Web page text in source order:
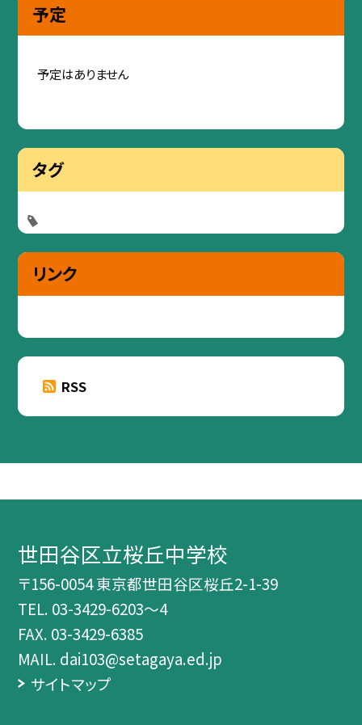
予定
予定はありません
タグ
リンク
RSS
世田谷区立桜丘中学校
〒156-0054 東京都世田谷区桜丘2-1-39
TEL. 03-3429-6203～4
FAX. 03-3429-6385
MAIL. dai103@setagaya.ed.jp
サイトマップ